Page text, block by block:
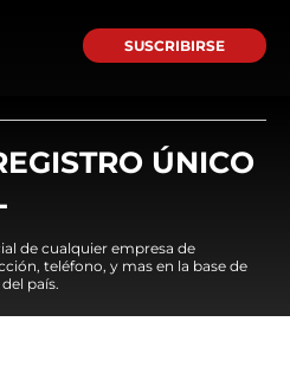
SUSCRIBIRSE
ÚNICO
de cualquier empresa de
teléfono, y mas en la base de
país.